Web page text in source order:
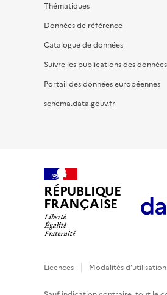
Thématiques
Données de référence
Catalogue de données
Suivre les publications des données
Portail des données européennes
schema.data.gouv.fr
RÉPUBLIQUE
FRANÇAISE
Licences Modalités d'utilisation